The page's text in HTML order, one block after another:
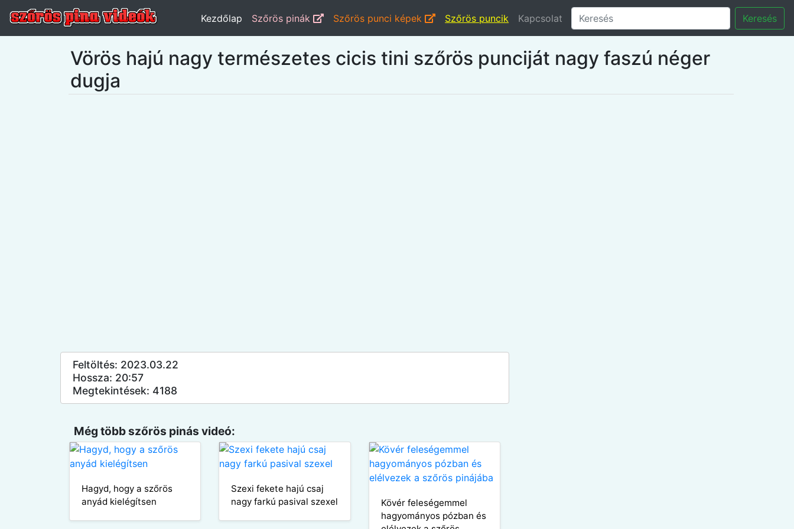
Kezdőlap Szőrös pinák Szőrös punci képek Szőrös puncik Kapcsolat Keresés
Vörös hajú nagy természetes cicis tini szőrös punciját nagy faszú néger
dugja
Feltöltés: 2023.03.22
Hossza: 20:57
Megtekintések: 4188
Még több szőrös pinás videó:
Hagyd, hogy a szőrös
anyád kielégítsen
Szexi fekete hajú csaj
nagy farkú pasival szexel
Kövér feleségemmel
hagyományos pózban és